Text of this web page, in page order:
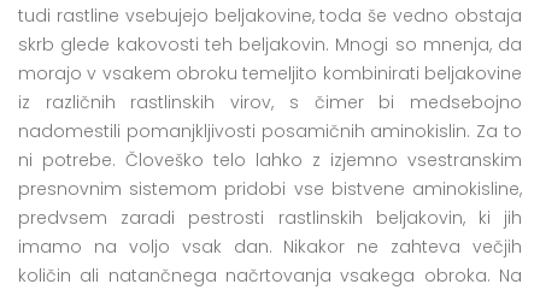
tudi rastline vsebujejo beljakovine, toda še vedno obstaja
skrb glede kakovosti teh beljakovin. Mnogi so mnenja, da
morajo v vsakem obroku temeljito kombinirati beljakovine
iz različnih rastlinskih virov, s čimer bi medsebojno
nadomestili pomanjkljivosti posamičnih aminokislin. Za to
ni potrebe. Človeško telo lahko z izjemno vsestranskim
presnovnim sistemom pridobi vse bistvene aminokisline,
predvsem zaradi pestrosti rastlinskih beljakovin, ki jih
imamo na voljo vsak dan. Nikakor ne zahteva večjih
količin ali natančnega načrtovanja vsakega obroka. Na